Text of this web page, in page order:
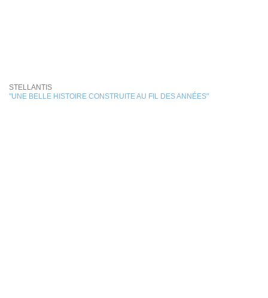
STELLANTIS
"UNE BELLE HISTOIRE CONSTRUITE AU FIL DES ANNÉES"